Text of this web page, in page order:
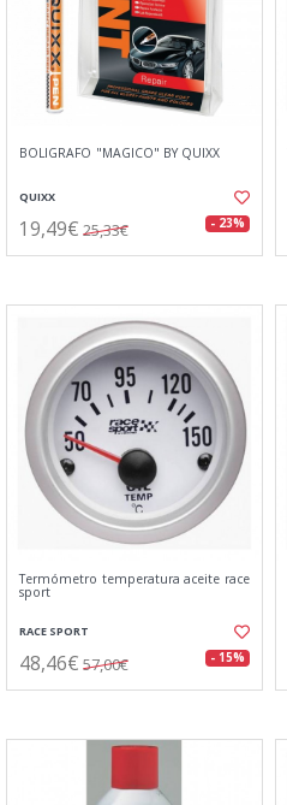
BOLIGRAFO "MAGICO" BY QUIXX
QUIXX
19,49€ 25,33€ - 23%
Termómetro temperatura aceite race
sport
RACE SPORT
48,46€ 57,00€ - 15%